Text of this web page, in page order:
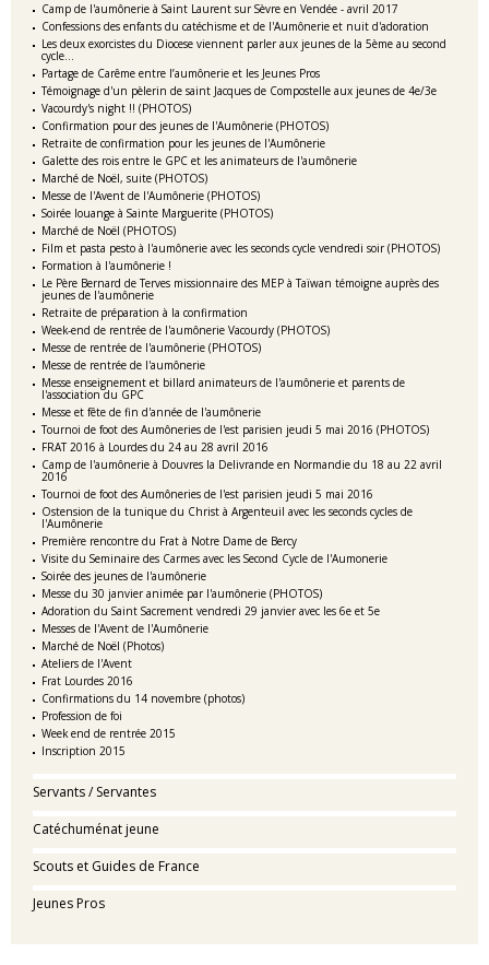
Camp de l'aumônerie à Saint Laurent sur Sèvre en Vendée - avril 2017
Confessions des enfants du catéchisme et de l'Aumônerie et nuit d'adoration
Les deux exorcistes du Diocese viennent parler aux jeunes de la 5ème au second
cycle...
Partage de Carême entre l’aumônerie et les Jeunes Pros
Témoignage d'un pèlerin de saint Jacques de Compostelle aux jeunes de 4e/3e
Vacourdy's night !! (PHOTOS)
Confirmation pour des jeunes de l'Aumônerie (PHOTOS)
Retraite de confirmation pour les jeunes de l'Aumônerie
Galette des rois entre le GPC et les animateurs de l'aumônerie
Marché de Noël, suite (PHOTOS)
Messe de l'Avent de l'Aumônerie (PHOTOS)
Soirée louange à Sainte Marguerite (PHOTOS)
Marché de Noël (PHOTOS)
Film et pasta pesto à l'aumônerie avec les seconds cycle vendredi soir (PHOTOS)
Formation à l'aumônerie !
Le Père Bernard de Terves missionnaire des MEP à Taïwan témoigne auprès des
jeunes de l'aumônerie
Retraite de préparation à la confirmation
Week-end de rentrée de l'aumônerie Vacourdy (PHOTOS)
Messe de rentrée de l'aumônerie (PHOTOS)
Messe de rentrée de l'aumônerie
Messe enseignement et billard animateurs de l'aumônerie et parents de
l'association du GPC
Messe et fête de fin d'année de l'aumônerie
Tournoi de foot des Aumôneries de l'est parisien jeudi 5 mai 2016 (PHOTOS)
FRAT 2016 à Lourdes du 24 au 28 avril 2016
Camp de l'aumônerie à Douvres la Delivrande en Normandie du 18 au 22 avril
2016
Tournoi de foot des Aumôneries de l'est parisien jeudi 5 mai 2016
Ostension de la tunique du Christ à Argenteuil avec les seconds cycles de
l'Aumônerie
Première rencontre du Frat à Notre Dame de Bercy
Visite du Seminaire des Carmes avec les Second Cycle de l'Aumonerie
Soirée des jeunes de l'aumônerie
Messe du 30 janvier animée par l'aumônerie (PHOTOS)
Adoration du Saint Sacrement vendredi 29 janvier avec les 6e et 5e
Messes de l'Avent de l'Aumônerie
Marché de Noël (Photos)
Ateliers de l'Avent
Frat Lourdes 2016
Confirmations du 14 novembre (photos)
Profession de foi
Week end de rentrée 2015
Inscription 2015
Servants / Servantes
Catéchuménat jeune
Scouts et Guides de France
Jeunes Pros